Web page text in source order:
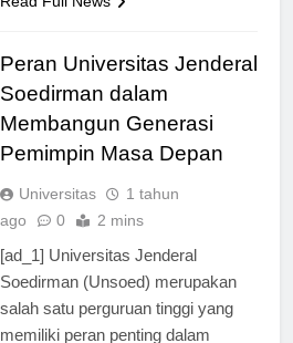
Peran Universitas Jenderal
Soedirman dalam
Membangun Generasi
Pemimpin Masa Depan
Universitas
1 tahun
[ad_1] Universitas Jenderal
Soedirman (Unsoed) merupakan
salah satu perguruan tinggi yang